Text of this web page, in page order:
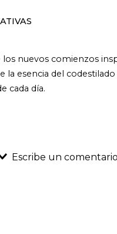
nuevos comienzos
la esencia del
cada día.
Escribe un comentario